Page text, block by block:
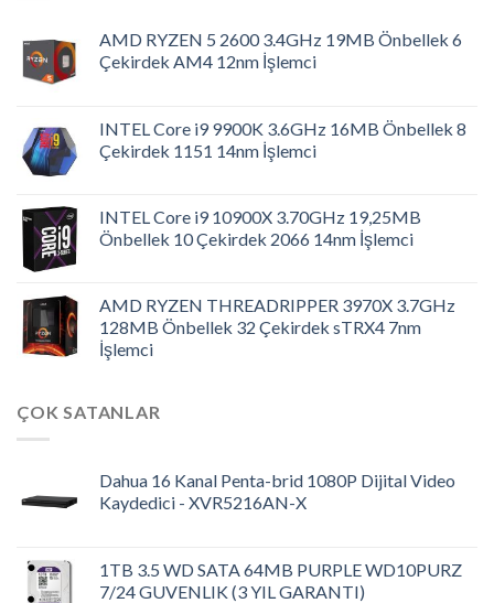
AMD RYZEN 5 2600 3.4GHz 19MB Önbellek 6
Çekirdek AM4 12nm İşlemci
INTEL Core i9 9900K 3.6GHz 16MB Önbellek 8
Çekirdek 1151 14nm İşlemci
INTEL Core i9 10900X 3.70GHz 19,25MB
Önbellek 10 Çekirdek 2066 14nm İşlemci
AMD RYZEN THREADRIPPER 3970X 3.7GHz
128MB Önbellek 32 Çekirdek sTRX4 7nm
İşlemci
ÇOK SATANLAR
Dahua 16 Kanal Penta-brid 1080P Dijital Video
Kaydedici - XVR5216AN-X
1TB 3.5 WD SATA 64MB PURPLE WD10PURZ
7/24 GUVENLIK (3 YIL GARANTI)